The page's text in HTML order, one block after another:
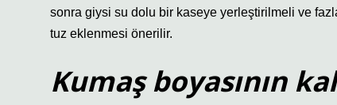
sonra giysi su dolu bir kaseye yerleştirilmeli ve
tuz eklenmesi önerilir.
Kumaş boyasının